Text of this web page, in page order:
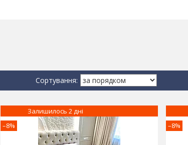
–8%
Залишилось 2 дні
–8%